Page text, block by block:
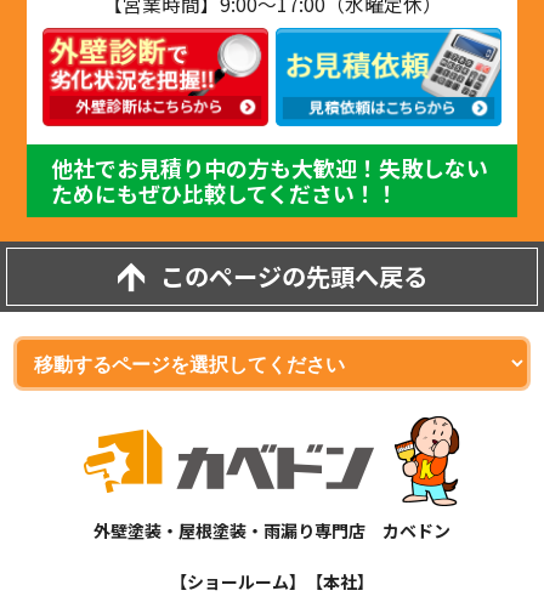
他社でお見積り中の方も大歓迎！失敗しない
ためにもぜひ比較してください！！
このページの先頭へ戻る
外壁塗装・屋根塗装・雨漏り専門店 カベドン
【ショールーム】【本社】